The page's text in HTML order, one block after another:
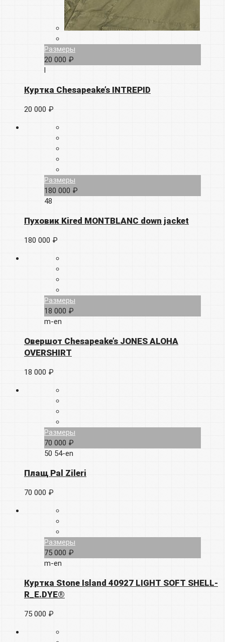
Размеры
20 000 ₽
l
Куртка Chesapeake’s INTREPID
20 000 ₽
Размеры
180 000 ₽
48
Пуховик Kired MONTBLANC down jacket
180 000 ₽
Размеры
18 000 ₽
m-en
Овершот Chesapeake’s JONES ALOHA
OVERSHIRT
18 000 ₽
Размеры
70 000 ₽
50 54-en
Плащ Pal Zileri
70 000 ₽
Размеры
75 000 ₽
m-en
Куртка Stone Island 40927 LIGHT SOFT SHELL-
R_E.DYE®
75 000 ₽